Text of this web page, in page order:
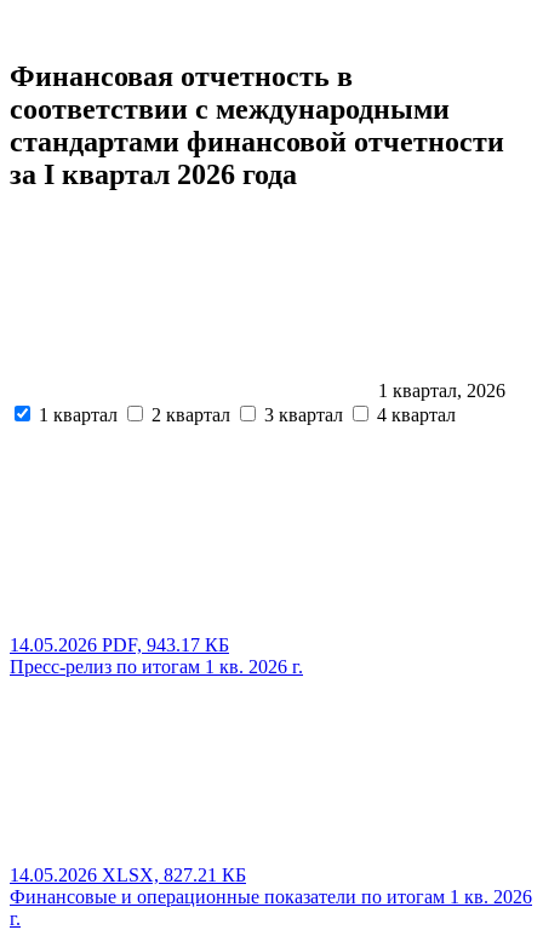
Финансовая отчетность в
соответствии с международными
стандартами финансовой отчетности
за I квартал 2026 года
1 квартал, 2026
1 квартал
2 квартал 3 квартал 4 квартал
14.05.2026 PDF, 943.17 КБ
Пресс-релиз по итогам 1 кв. 2026 г.
14.05.2026 XLSX, 827.21 КБ
Финансовые и операционные показатели по итогам 1 кв. 2026
г.